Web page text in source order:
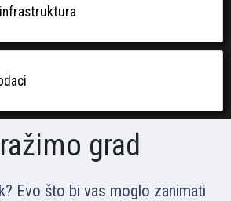
grad
Evo što bi vas moglo zanimati